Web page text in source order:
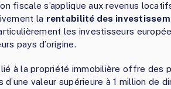
fiscale s’applique aux revenus
la rentabilité des
les investisseurs
pays d’origine.
à la propriété immobilière offre des
valeur supérieure à 1 million de